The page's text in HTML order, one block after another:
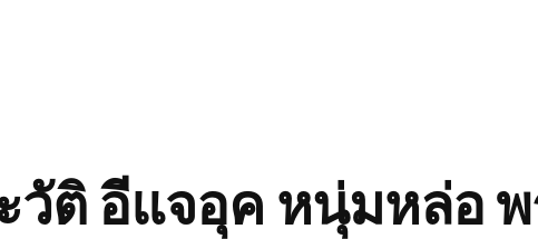
วัติ อีแจอุค หนุ่มหล่อ